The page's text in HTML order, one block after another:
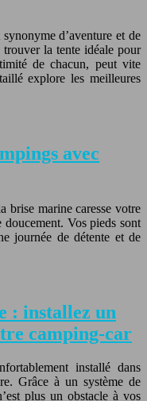
d’aventure et de
trouver la tente idéale pour
de chacun, peut vite
explore les meilleures
avec
brise marine caresse votre
Vos pieds sont
journée de détente et de
: installez un
camping-car
installé dans
Grâce à un système de
plus un obstacle à vos